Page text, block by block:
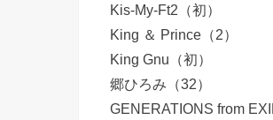
Kis-My-Ft2（初）
King ＆ Prince（2）
King Gnu（初）
郷ひろみ（32）
GENERATIONS from